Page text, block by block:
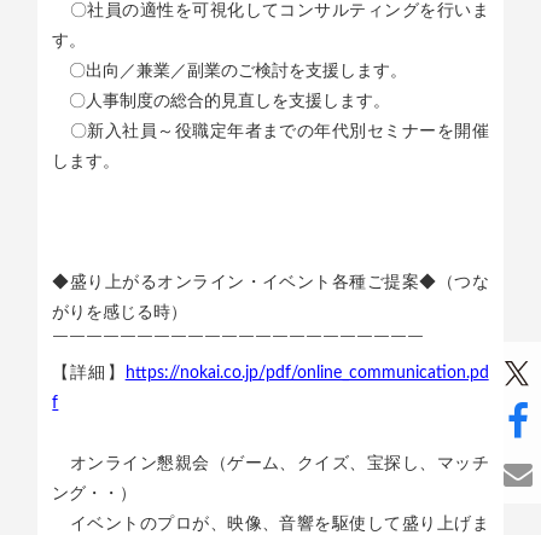
〇社員の適性を可視化してコンサルティングを行いま
す。
〇出向／兼業／副業のご検討を支援します。
〇人事制度の総合的見直しを支援します。
〇新入社員～役職定年者までの年代別セミナーを開催
します。
◆盛り上がるオンライン・イベント各種ご提案◆（つな
がりを感じる時）
￣￣￣￣￣￣￣￣￣￣￣￣￣￣￣￣￣￣￣￣￣￣
【詳細】
https://nokai.co.jp/pdf/online_communication.pd
f
オンライン懇親会（ゲーム、クイズ、宝探し、マッチ
ング・・）
イベントのプロが、映像、音響を駆使して盛り上げま